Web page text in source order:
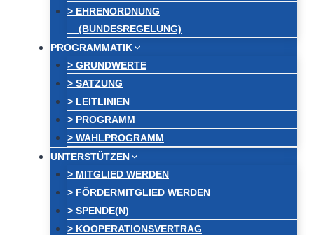
> EHRENORDNUNG
(BUNDESREGELUNG)
PROGRAMMATIK
> GRUNDWERTE
> SATZUNG
> LEITLINIEN
> PROGRAMM
> WAHLPROGRAMM
UNTERSTÜTZEN
> MITGLIED WERDEN
> FÖRDERMITGLIED WERDEN
> SPENDE(N)
> KOOPERATIONSVERTRAG